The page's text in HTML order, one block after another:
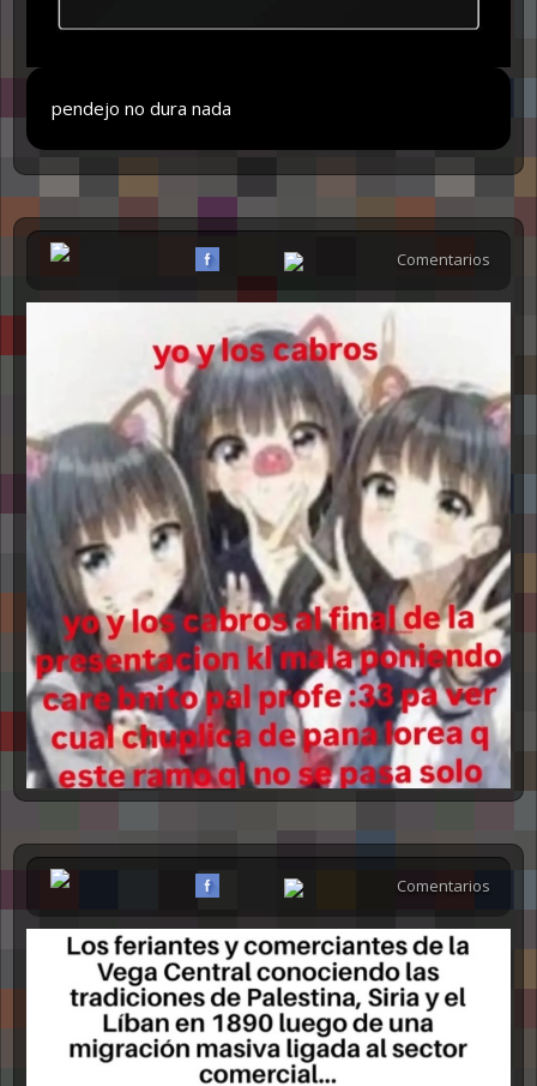
pendejo no dura nada
Comentarios
Comentarios